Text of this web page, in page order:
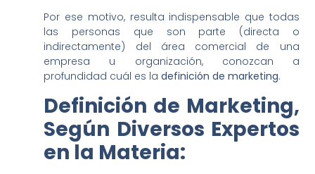
Por ese motivo, resulta indispensable que todas
las personas que son parte (directa o
indirectamente) del área comercial de una
empresa u organización, conozcan a
profundidad cuál es ladefinición de marketing.
Definición de Marketing,
Según Diversos Expertos
en la Materia: